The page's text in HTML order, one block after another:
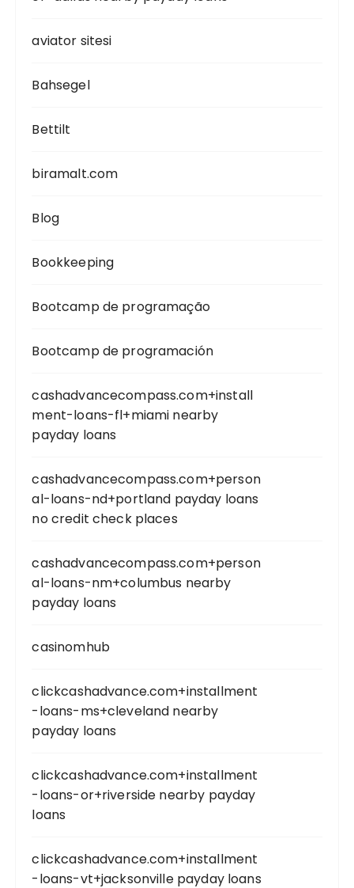
aviator sitesi
Bahsegel
Bettilt
biramalt.com
Blog
Bookkeeping
Bootcamp de programação
Bootcamp de programación
cashadvancecompass.com+install
ment-loans-fl+miami nearby
payday loans
cashadvancecompass.com+person
al-loans-nd+portland payday loans
no credit check places
cashadvancecompass.com+person
al-loans-nm+columbus nearby
payday loans
casinomhub
clickcashadvance.com+installment
-loans-ms+cleveland nearby
payday loans
clickcashadvance.com+installment
-loans-or+riverside nearby payday
loans
clickcashadvance.com+installment
-loans-vt+jacksonville payday loans